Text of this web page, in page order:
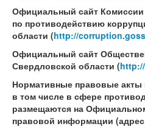
Официальный сайт
по противодействию
области (http://
Официальный сайт
Свердловской области (
Нормативные правовые
в том числе в сфере
размещаются на
правовой информации